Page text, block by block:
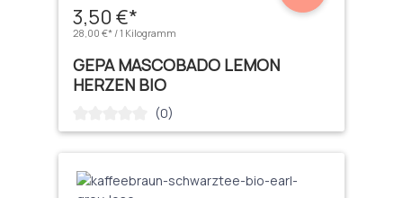
3,50 €*
28,00 €* / 1 Kilogramm
GEPA MASCOBADO LEMON
HERZEN BIO
Durchschnittliche Bewertung von 0 von 5 Sternen
(0)